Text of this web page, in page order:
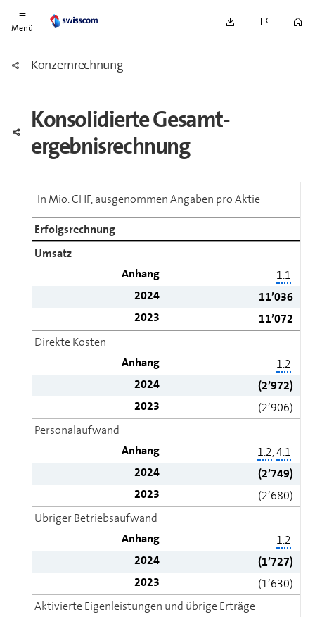
Menü
Kon­zern­rech­nung
Konsolidierte Gesamt­
ergebnisrechnung
In Mio. CHF, ausgenommen Angaben pro Aktie
Erfolgsrechnung
Umsatz
Anhang
1.1
2024
11’036
2023
11’072
Direkte Kosten
Anhang
1.2
2024
(2’972)
2023
(2’906)
Personalaufwand
Anhang
1.2,4.1
2024
(2’749)
2023
(2’680)
Übriger Betriebsaufwand
Anhang
1.2
2024
(1’727)
2023
(1’630)
Aktivierte Eigenleistungen und übrige Erträge